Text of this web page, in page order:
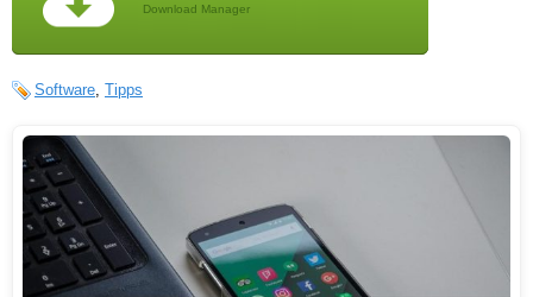
Download Manager
Software Tipps